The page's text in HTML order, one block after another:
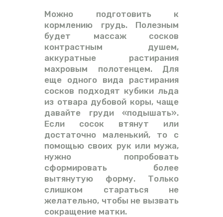
Можно подготовить к
кормлению грудь. Полезным
будет массаж сосков
контрастным душем,
аккуратные растирания
махровым полотенцем. Для
еще одного вида растирания
сосков подходят кубики льда
из отвара дубовой коры, чаще
давайте груди «подышать».
Если сосок втянут или
достаточно маленький, то с
помощью своих рук или мужа,
нужно попробовать
сформировать более
вытянутую форму. Только
слишком стараться не
желательно, чтобы не вызвать
сокращение матки.